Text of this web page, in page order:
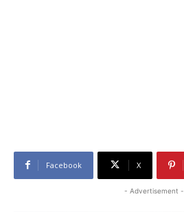
Facebook X
- Advertisement -